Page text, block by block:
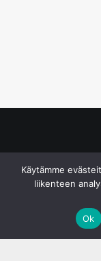
Käytämme
liikenteen
Ok